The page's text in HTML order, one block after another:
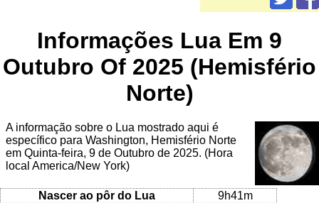
Informações Lua Em 9
Outubro Of 2025 (Hemisfério
Norte)
A informação sobre o Lua mostrado aqui é
específico para Washington, Hemisfério Norte
em Quinta-feira, 9 de Outubro de 2025. (Hora
local America/New York)
Nascer ao pôr do Lua
9h41m